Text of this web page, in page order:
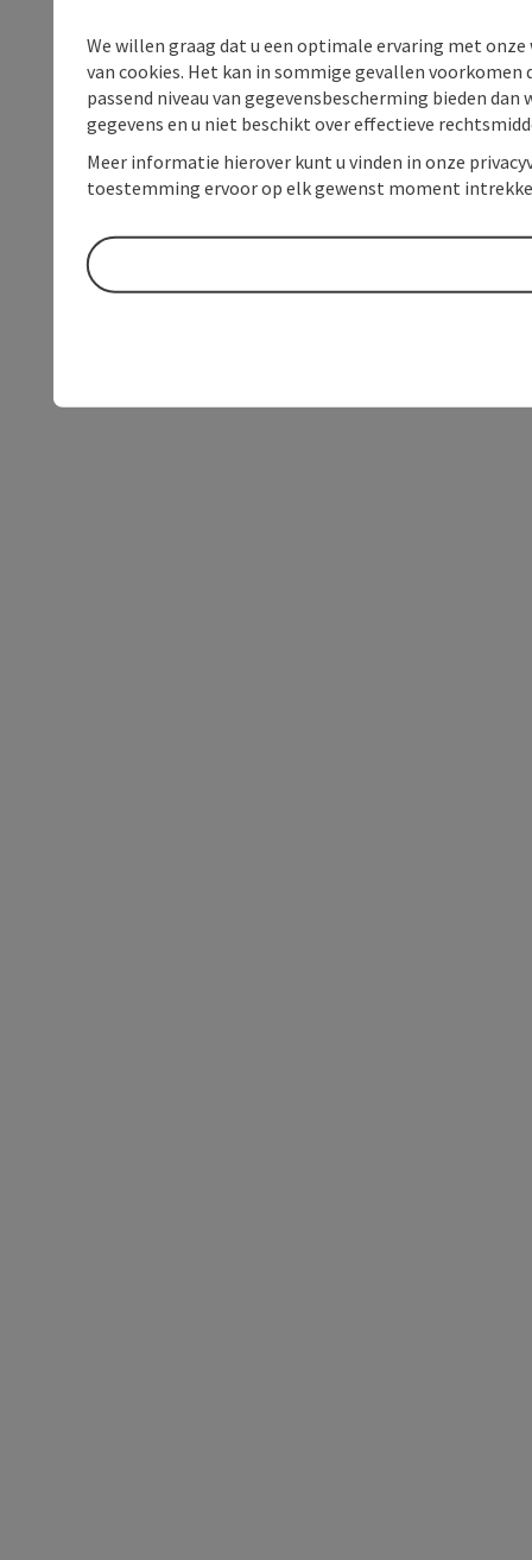
We willen graag dat u een optimale ervaring met
van cookies. Het kan in sommige gevallen voorkomen
passend niveau van gegevensbescherming bieden
gegevens en u niet beschikt over effectieve
Meer informatie hierover kunt u vinden in onze
toestemming ervoor op elk gewenst moment